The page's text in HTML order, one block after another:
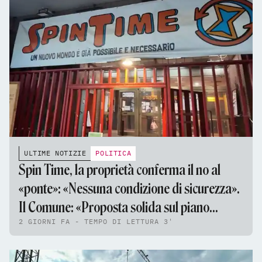
ULTIME NOTIZIE POLITICA
Spin Time, la proprietà conferma il no al
«ponte»: «Nessuna condizione di sicurezza».
Il Comune: «Proposta solida sul piano
tecnico e giuridico»
2 GIORNI FA - TEMPO DI LETTURA 3'